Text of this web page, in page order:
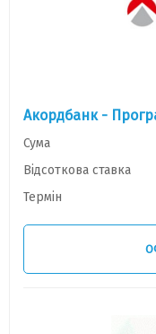
Акордбанк -
Сума
Відсоткова ставка
Термін